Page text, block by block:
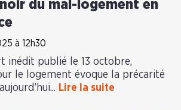
du mal-logement en
à 12h30
inédit publié le 13 octobre,
le logement évoque la précarité
Lire la suite